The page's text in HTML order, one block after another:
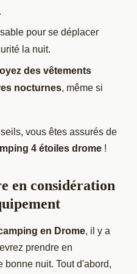
pour se déplacer
la nuit.
des vêtements
nocturnes, même si
vous êtes assurés de
4 étoiles drome !
en considération
en Drome, il y a
prendre en
nuit. Tout d'abord,